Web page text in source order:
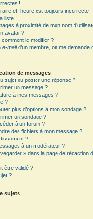
!
et l’heure est toujours incorrecte !
liste !
à proximité de mon nom
avatar ?
comment le modifier ?
e-maild’un membre, on me demande
de messages
sujet ou poster une réponse ?
un message ?
à mes messages ?
?
plus d’options à mon sondage ?
un sondage ?
à un forum ?
des fichiers à mon message ?
?
à un modérateur ?
» dans la page de rédaction
être validé ?
?
sujets